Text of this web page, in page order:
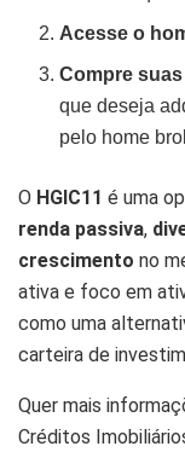
Acesse o
Compre
que deseja
pelo home
O HGIC11 é uma
renda passiva,
crescimento no
ativa e foco em
como uma
carteira de
Quer mais
Créditos